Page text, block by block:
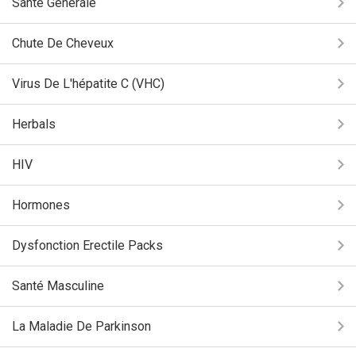
Chute De Cheveux
Virus De L'hépatite C (VHC)
Herbals
HIV
Hormones
Dysfonction Erectile Packs
Santé Masculine
La Maladie De Parkinson